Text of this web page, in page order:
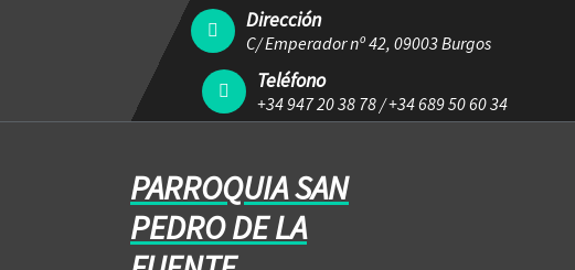
Dirección
C/ Emperador nº 42, 09003 Burgos
Teléfono
+34 947 20 38 78/+34 689 50 60 34
PARROQUIA SAN
PEDRO DE LA